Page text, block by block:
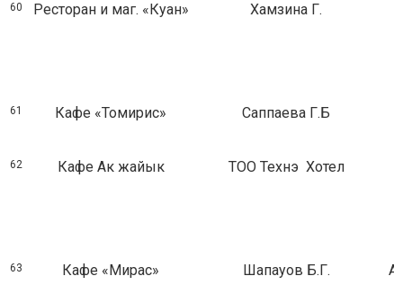
60 Ресторан и маг. «Куан» Хамзина Г.
61 Кафе «Томирис» Саппаева Г.Б
62 Кафе Ак жайык ТОО Технэ Хотел
63 Кафе «Мирас» Шапауов Б.Г.